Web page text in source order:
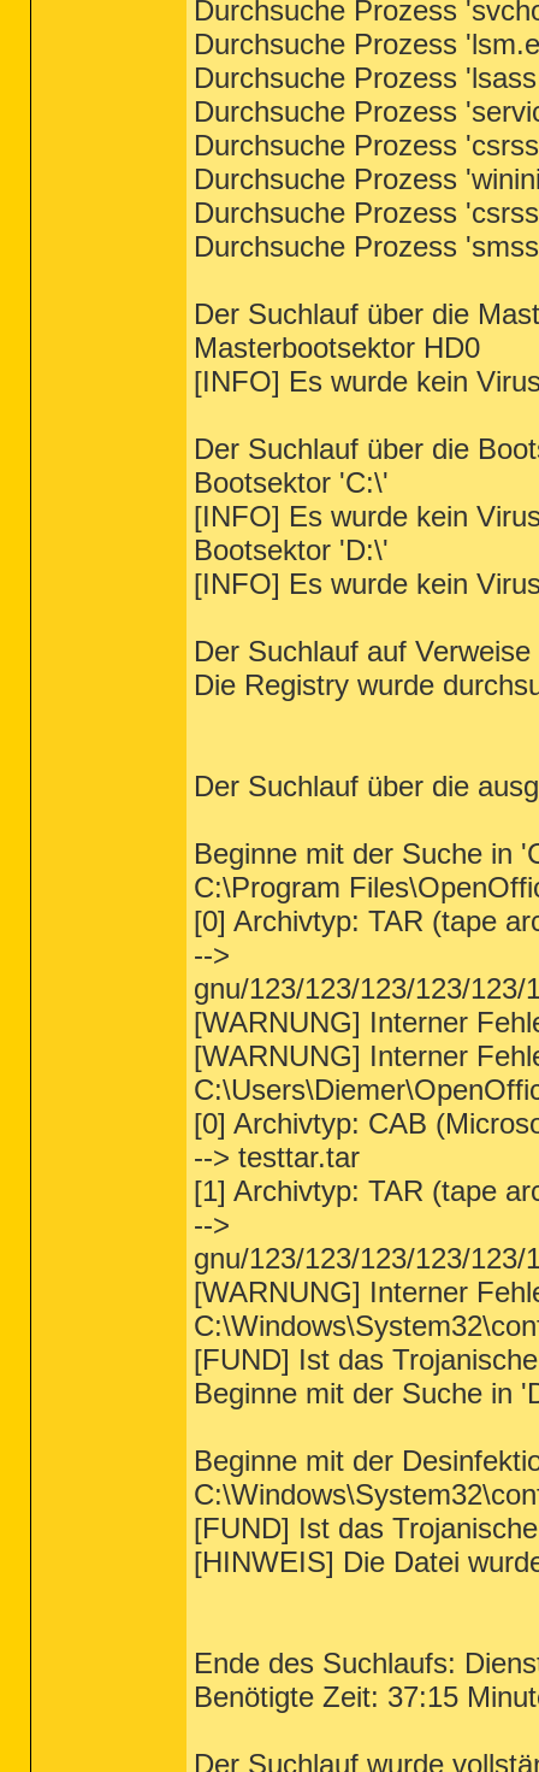
Durchsuche Prozess
Durchsuche Prozess
Durchsuche Prozess
Durchsuche Prozess
Durchsuche Prozess
Durchsuche Prozess
Durchsuche Prozess
Durchsuche Prozess
Der Suchlauf über die
Masterbootsektor HD0
[INFO] Es wurde kein
Der Suchlauf über die
Bootsektor 'C:\'
[INFO] Es wurde kein
Bootsektor 'D:\'
[INFO] Es wurde kein
Der Suchlauf auf
Die Registry wurde
Der Suchlauf über die
Beginne mit der Suche in
C:\Program
[0] Archivtyp: TAR (tape
-->
gnu/123/123/123/123/
[WARNUNG] Interner
[WARNUNG] Interner
[0] Archivtyp: CAB
--> testtar.tar
[1] Archivtyp: TAR (tape
-->
gnu/123/123/123/123/
[WARNUNG] Interner
[FUND] Ist das
Beginne mit der Suche in
Beginne mit der
[FUND] Ist das
[HINWEIS] Die Datei
Ende des Suchlaufs:
Benötigte Zeit: 37:15
Der Suchlauf wurde